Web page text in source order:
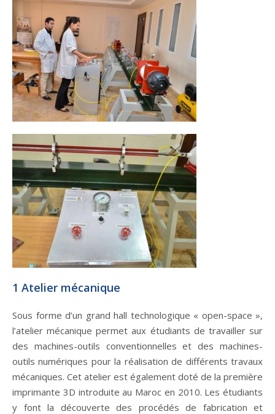
1 Atelier mécanique
Sous forme d’un grand hall technologique « open-space »,
l’atelier mécanique permet aux étudiants de travailler sur
des machines-outils conventionnelles et des machines-
outils numériques pour la réalisation de différents travaux
mécaniques. Cet atelier est également doté de la première
imprimante 3D introduite au Maroc en 2010. Les étudiants
y font la découverte des procédés de fabrication et